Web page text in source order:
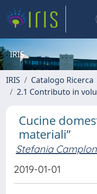
IRIS
IRIS Catalogo Ricerca
2.1 Contributo in
Cucine
materiali”
Stefania
2019-01-01